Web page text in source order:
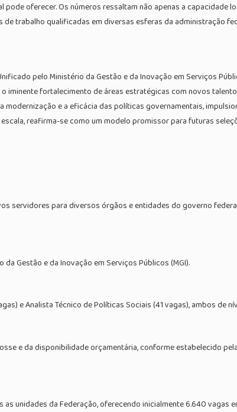
oferecer. Os números ressaltam não apenas a capacidade
trabalho qualificadas em diversas esferas da administração
pelo Ministério da Gestão e da Inovação em Serviços
fortalecimento de áreas estratégicas com novos
e a eficácia das políticas governamentais,
reafirma-se como um modelo promissor para futuras
servidores para diversos órgãos e entidades do governo
Gestão e da Inovação em Serviços Públicos (MGI).
e Analista Técnico de Políticas Sociais (41 vagas), ambos de
e da disponibilidade orçamentária, conforme estabelecido
unidades da Federação, oferecendo inicialmente 6.640 vagas